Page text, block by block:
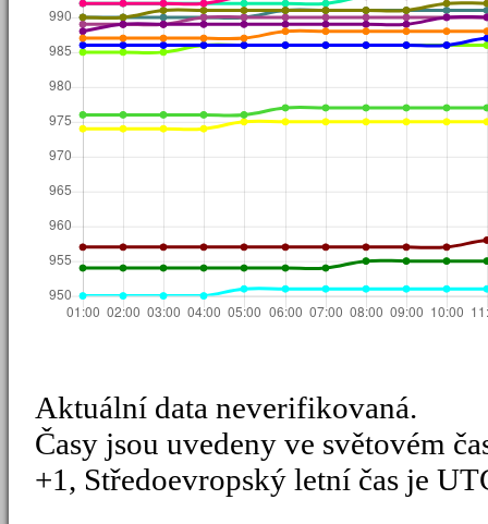
Aktuální data neverifikovaná.
Časy jsou uvedeny ve světovém
+1, Středoevropský letní čas je